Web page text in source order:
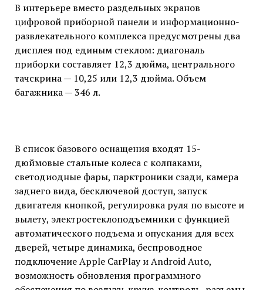
В интерьере вместо раздельных экранов
цифровой приборной панели и информационно-
развлекательного комплекса предусмотрены два
дисплея под единым стеклом: диагональ
приборки составляет 12,3 дюйма, центрального
тачскрина — 10,25 или 12,3 дюйма. Объем
багажника — 346 л.
В список базового оснащения входят 15-
дюймовые стальные колеса с колпаками,
светодиодные фары, парктроники сзади, камера
заднего вида, бесключевой доступ, запуск
двигателя кнопкой, регулировка руля по высоте и
вылету, электростеклоподъемники с функцией
автоматического подъема и опускания для всех
дверей, четыре динамика, беспроводное
подключение Apple CarPlay и Android Auto,
возможность обновления программного